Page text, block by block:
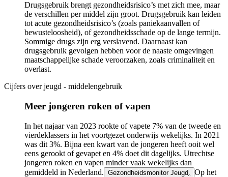
Drugsgebruik brengt gezondheidsrisico’s met zich mee, maar
de verschillen per middel zijn groot. Drugsgebruik kan leiden
tot acute gezondheidsrisico’s (zoals paniekaanvallen of
bewusteloosheid), of gezondheidsschade op de lange termijn.
Sommige drugs zijn erg verslavend. Daarnaast kan
drugsgebruik gevolgen hebben voor de naaste omgevingen
maatschappelijke schade veroorzaken, zoals criminaliteit en
overlast.
Cijfers over jeugd - middelengebruik
Meer jongeren roken of vapen
In het najaar van 2023 rookte of vapete 7% van de tweede en
vierdeklassers in het voortgezet onderwijs wekelijks. In 2021
was dit 3%. Bijna een kwart van de jongeren heeft ooit wel
eens gerookt of gevapet en 4% doet dit dagelijks. Utrechtse
jongeren roken en vapen minder vaak wekelijks dan
gemiddeld in Nederland. Gezondheidsmonitor Jeugd
Op het